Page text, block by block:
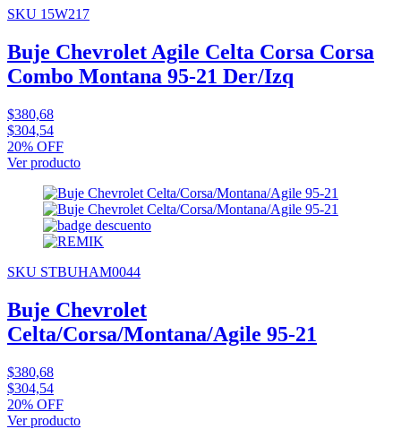
SKU 15W217
Buje Chevrolet Agile Celta Corsa Corsa
Combo Montana 95-21 Der/Izq
$380,68
$304,54
20% OFF
Ver producto
SKU STBUHAM0044
Buje Chevrolet
Celta/Corsa/Montana/Agile 95-21
$380,68
$304,54
20% OFF
Ver producto